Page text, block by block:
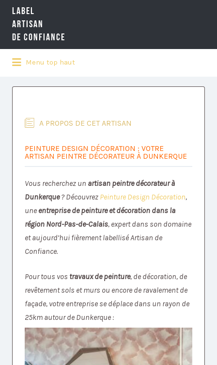
LABEL
ARTISAN
DE CONFIANCE
LA RÉFÉRENCE QUALITÉ NATIONALE
Rechercher:
Menu top haut
A PROPOS DE CET ARTISAN
PEINTURE DESIGN DÉCORATION : VOTRE
ARTISAN PEINTRE DÉCORATEUR À DUNKERQUE
Vous recherchez un artisan peintre décorateur à
Dunkerque? Découvrez Peinture Design Décoration,
une entreprise de peinture et décoration dans la
région Nord-Pas-de-Calais, expert dans son domaine
et aujourd’hui fièrement labellisé Artisan de
Confiance.
Pour tous vos travaux de peinture, de décoration, de
revêtement sols et murs ou encore de ravalement de
façade, votre entreprise se déplace dans un rayon de
25km autour de Dunkerque :